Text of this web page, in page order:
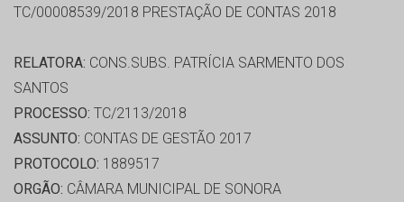
TC/00008539/2018 PRESTAÇÃO DE CONTAS 2018
RELATORA: CONS.SUBS. PATRÍCIA SARMENTO DOS
SANTOS
PROCESSO: TC/2113/2018
ASSUNTO: CONTAS DE GESTÃO 2017
PROTOCOLO: 1889517
ORGÃO: CÂMARA MUNICIPAL DE SONORA